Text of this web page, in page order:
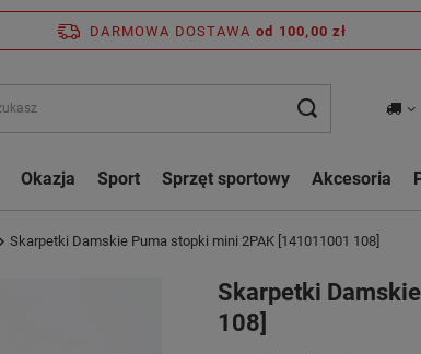
DARMOWA DOSTAWA od 100,00 zł
Okazja Sport Sprzęt sportowy Akcesoria
Skarpetki Damskie Puma stopki mini 2PAK [141011001 108]
Skarpetki
108]